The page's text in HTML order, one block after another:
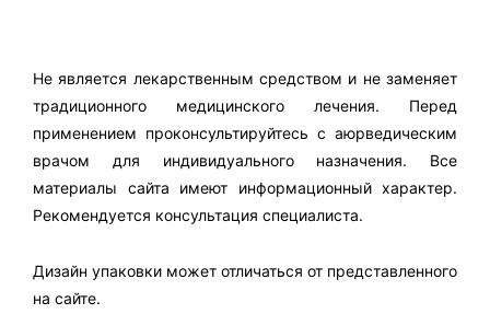
Не является лекарственным средством и не заменяет
традиционного медицинского лечения. Перед
применением проконсультируйтесь с аюрведическим
врачом для индивидуального назначения. Все
материалы сайта имеют информационный характер.
Рекомендуется консультация специалиста.
Дизайн упаковки может отличаться от представленного
на сайте.